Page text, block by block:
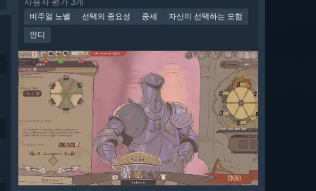
비주얼 노벨 선택의 중요성 중세
자신이 선택하는 모험
인디